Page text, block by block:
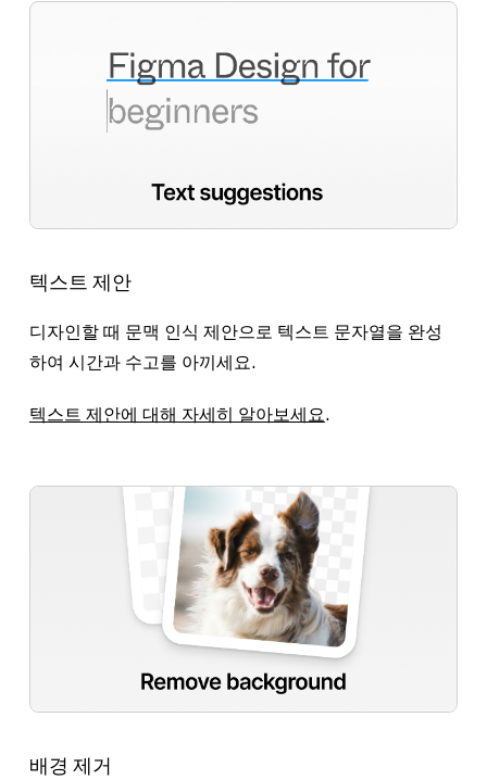
텍스트 제안
디자인할 때 문맥 인식 제안으로 텍스트 문자열을 완성
하여 시간과 수고를 아끼세요.
텍스트 제안에 대해 자세히 알아보세요.
배경 제거